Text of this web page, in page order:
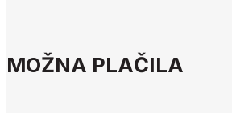
MOŽNA PLAČILA